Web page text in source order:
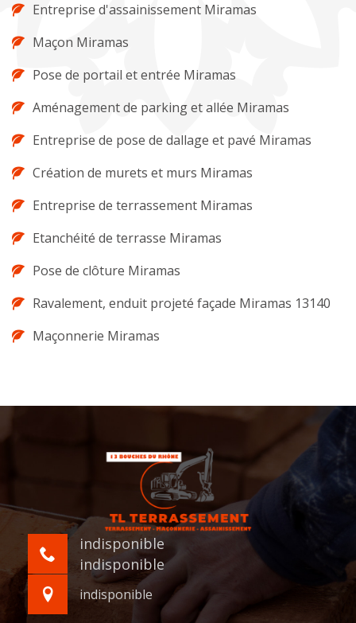
Entreprise d'assainissement Miramas
Maçon Miramas
Pose de portail et entrée Miramas
Aménagement de parking et allée Miramas
Entreprise de pose de dallage et pavé Miramas
Création de murets et murs Miramas
Entreprise de terrassement Miramas
Etanchéité de terrasse Miramas
Pose de clôture Miramas
Ravalement, enduit projeté façade Miramas 13140
Maçonnerie Miramas
indisponible
indisponible
indisponible